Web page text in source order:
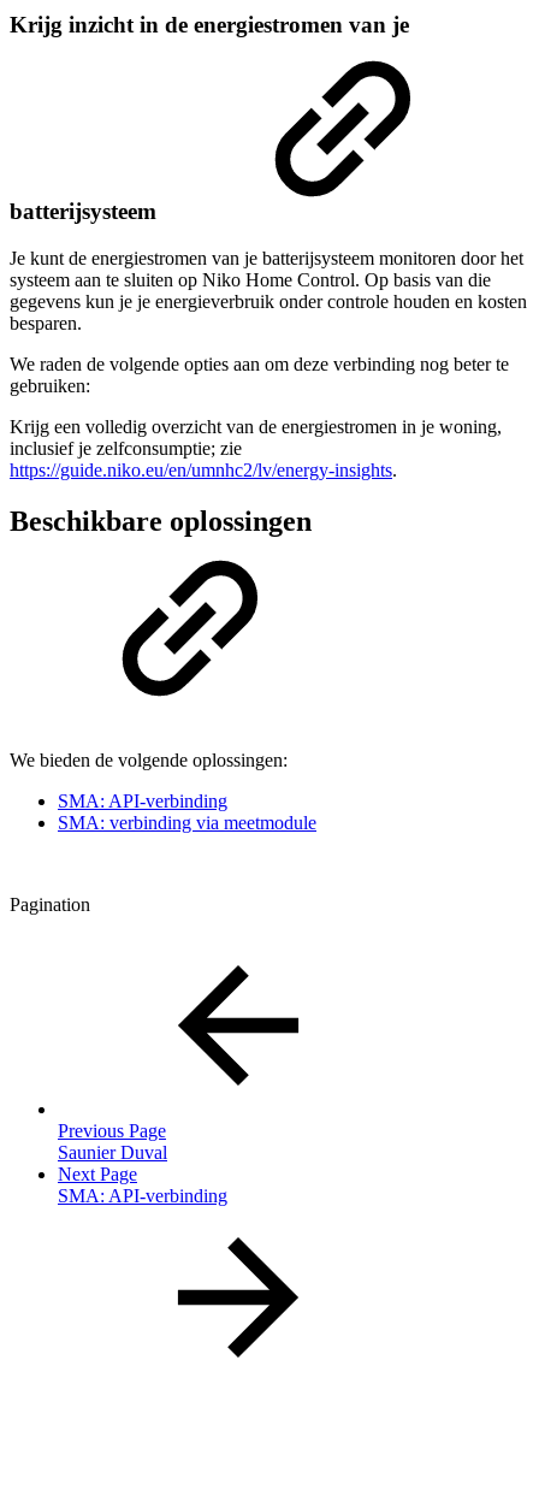
Krijg inzicht in de energiestromen van je
batterijsysteem
Je kunt de energiestromen van je batterijsysteem monitoren door het
systeem aan te sluiten op Niko Home Control. Op basis van die
gegevens kun je je energieverbruik onder controle houden en kosten
besparen.
We raden de volgende opties aan om deze verbinding nog beter te
gebruiken:
Krijg een volledig overzicht van de energiestromen in je woning,
inclusief je zelfconsumptie; zie
https://guide.niko.eu/en/umnhc2/lv/energy-insights.
Beschikbare oplossingen
We bieden de volgende oplossingen:
SMA: API-verbinding
SMA: verbinding via meetmodule
Pagination
Previous Page
Saunier Duval
Next Page
SMA: API-verbinding